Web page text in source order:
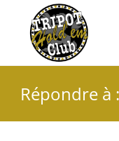
Répondre à